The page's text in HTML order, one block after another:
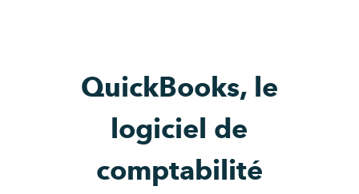
QuickBooks, le
logiciel de
comptabilité